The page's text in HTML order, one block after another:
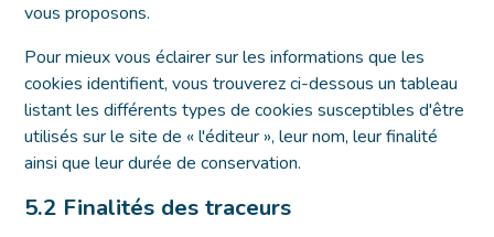
vous proposons.
Pour mieux vous éclairer sur les informations que les
cookies identifient, vous trouverez ci-dessous un tableau
listant les différents types de cookies susceptibles d'être
utilisés sur le site de « l'éditeur », leur nom, leur finalité
ainsi que leur durée de conservation.
5.2 Finalités des traceurs